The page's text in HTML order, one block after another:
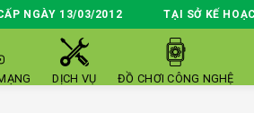
NGÀY 13/03/2012 TẠI SỞ KẾ
DỊCH VỤ ĐỒ CHƠI CÔNG NGHỆ